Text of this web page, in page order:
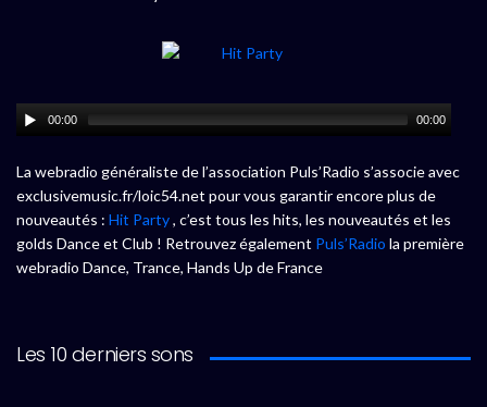
00:00 00:00
La webradio généraliste de l’association Puls’Radio s’associe avec
exclusivemusic.fr/loic54.net pour vous garantir encore plus de
nouveautés : Hit Party, c’est tous les hits, les nouveautés et les
golds Dance et Club ! Retrouvez également Puls’Radio la première
webradio Dance, Trance, Hands Up de France
Les 10 derniers sons